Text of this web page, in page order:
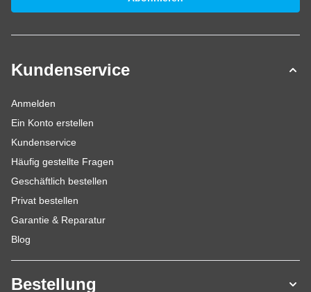
Kundenservice
Anmelden
Ein Konto erstellen
Kundenservice
Häufig gestellte Fragen
Geschäftlich bestellen
Privat bestellen
Garantie & Reparatur
Blog
Bestellung